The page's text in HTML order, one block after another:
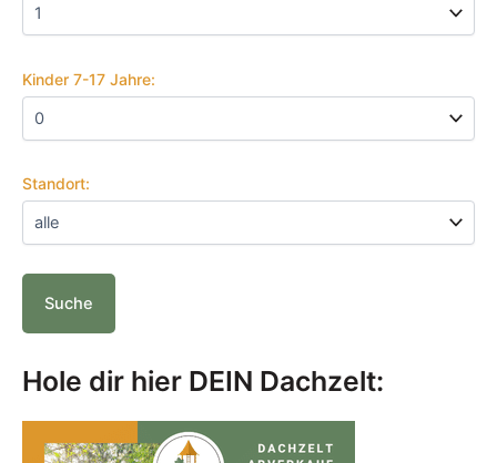
Kinder 7-17 Jahre:
Standort:
Hole dir hier DEIN Dachzelt: